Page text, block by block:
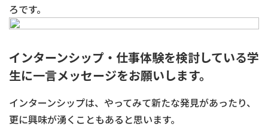
ろです。
インターンシップ・仕事体験を検討している学
生に一言メッセージをお願いします。
インターンシップは、やってみて新たな発見があったり、
更に興味が湧くこともあると思います。